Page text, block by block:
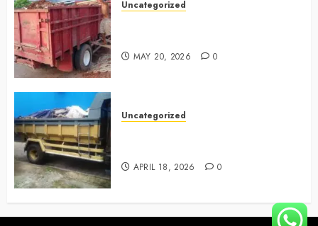
Uncategorized
MAY 20, 2026 0
Uncategorized
APRIL 18, 2026 0